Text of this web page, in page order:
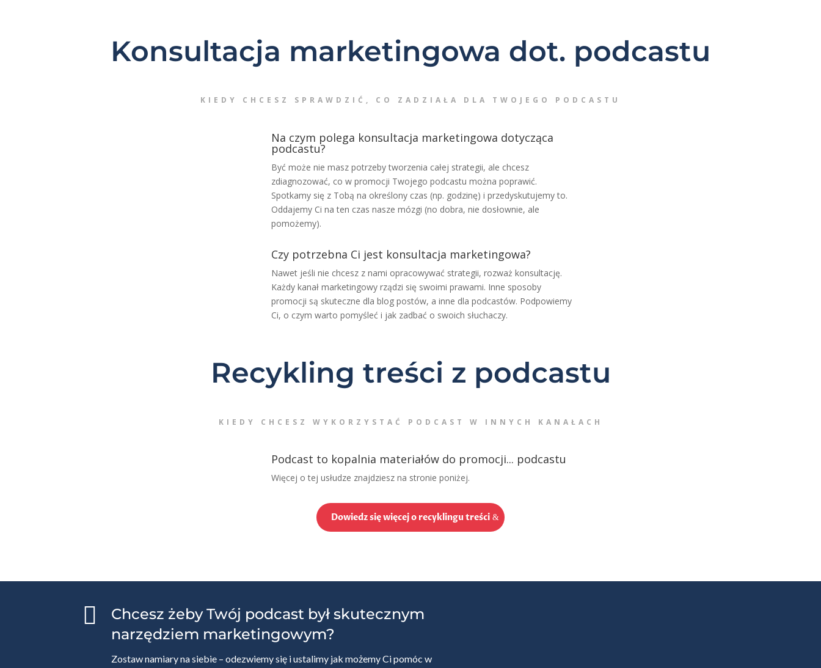
Konsultacja marketingowa dot. podcastu
KIEDY CHCESZ SPRAWDZIĆ, CO ZADZIAŁA DLA TWOJEGO PODCASTU
Na czym polega konsultacja marketingowa dotycząca
podcastu?
Być może nie masz potrzeby tworzenia całej strategii, ale chcesz
zdiagnozować, co w promocji Twojego podcastu można poprawić.
Spotkamy się z Tobą na określony czas (np. godzinę) i przedyskutujemy to.
Oddajemy Ci na ten czas nasze mózgi (no dobra, nie dosłownie, ale
pomożemy).
Czy potrzebna Ci jest konsultacja marketingowa?
Nawet jeśli nie chcesz z nami opracowywać strategii, rozważ konsultację.
Każdy kanał marketingowy rządzi się swoimi prawami. Inne sposoby
promocji są skuteczne dla blog postów, a inne dla podcastów. Podpowiemy
Ci, o czym warto pomyśleć i jak zadbać o swoich słuchaczy.
Recykling treści z podcastu
KIEDY CHCESZ WYKORZYSTAĆ PODCAST W INNYCH KANAŁACH
Podcast to kopalnia materiałów do promocji... podcastu
Więcej o tej usłudze znajdziesz na stronie poniżej.
Dowiedz się więcej o recyklingu treści

Chcesz żeby Twój podcast był skutecznym
narzędziem marketingowym?
Zostaw namiary na siebie – odezwiemy się i ustalimy jak możemy Ci pomóc w